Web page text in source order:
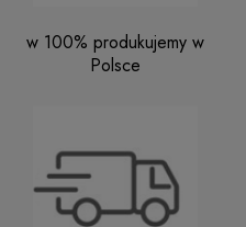
w 100% produkujemy w
Polsce